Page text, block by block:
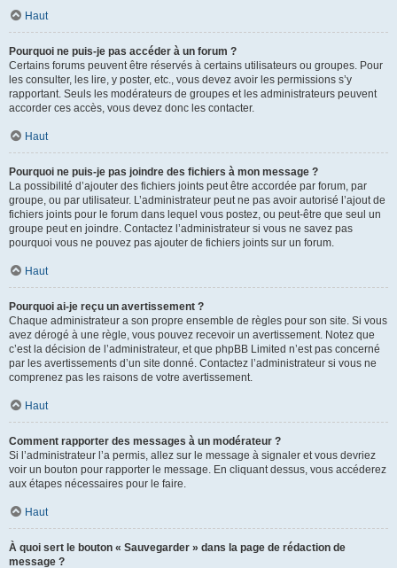
Haut
Pourquoi ne puis-je pas accéder à un forum ?
Certains forums peuvent être réservés à certains utilisateurs ou groupes. Pour
les consulter, les lire, y poster, etc., vous devez avoir les permissions s’y
rapportant. Seuls les modérateurs de groupes et les administrateurs peuvent
accorder ces accès, vous devez donc les contacter.
Haut
Pourquoi ne puis-je pas joindre des fichiers à mon message ?
La possibilité d’ajouter des fichiers joints peut être accordée par forum, par
groupe, ou par utilisateur. L’administrateur peut ne pas avoir autorisé l’ajout de
fichiers joints pour le forum dans lequel vous postez, ou peut-être que seul un
groupe peut en joindre. Contactez l’administrateur si vous ne savez pas
pourquoi vous ne pouvez pas ajouter de fichiers joints sur un forum.
Haut
Pourquoi ai-je reçu un avertissement ?
Chaque administrateur a son propre ensemble de règles pour son site. Si vous
avez dérogé à une règle, vous pouvez recevoir un avertissement. Notez que
c’est la décision de l’administrateur, et que phpBB Limited n’est pas concerné
par les avertissements d’un site donné. Contactez l’administrateur si vous ne
comprenez pas les raisons de votre avertissement.
Haut
Comment rapporter des messages à un modérateur ?
Si l’administrateur l’a permis, allez sur le message à signaler et vous devriez
voir un bouton pour rapporter le message. En cliquant dessus, vous accéderez
aux étapes nécessaires pour le faire.
Haut
À quoi sert le bouton « Sauvegarder » dans la page de rédaction de
message ?